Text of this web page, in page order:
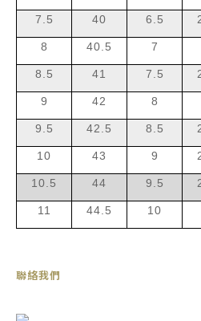
7.5 40 6.5
8 40.5 7
8.5 41 7.5
9 42 8
9.5 42.5 8.5
10 43 9
10.5 44 9.5
11 44.5 10
聯絡我們